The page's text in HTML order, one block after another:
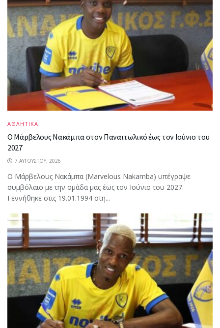
ΑΘΛΗΤΙΚΑ
Ο Μάρβελους Nακάμπα στον Παναιτωλικό έως τον Ιούνιο του
2027
7 ΑΥΓΟΎΣΤΟΥ, 2026
Ο Μάρβελους Nακάμπα (Marvelous Nakamba) υπέγραψε
συμβόλαιο με την ομάδα μας έως τον Ιούνιο του 2027.
Γεννήθηκε στις 19.01.1994 στη...